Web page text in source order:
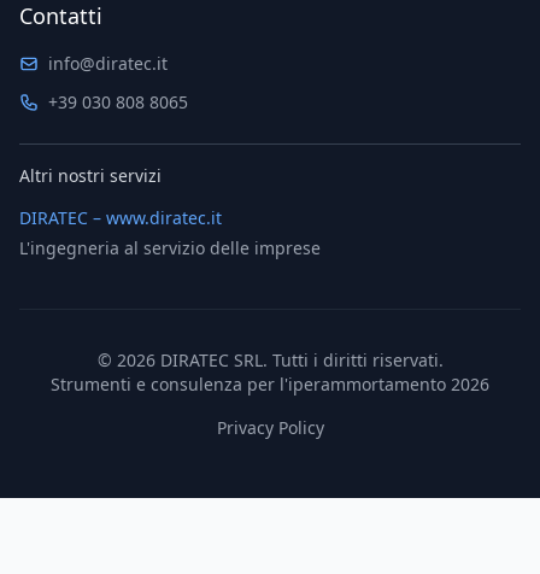
Contatti
info@diratec.it
+39 030 808 8065
Altri nostri servizi
DIRATEC – www.diratec.it
L'ingegneria al servizio delle imprese
© 2026DIRATEC SRL. Tutti i diritti riservati.
Strumenti e consulenza per l'iperammortamento 2026
Privacy Policy